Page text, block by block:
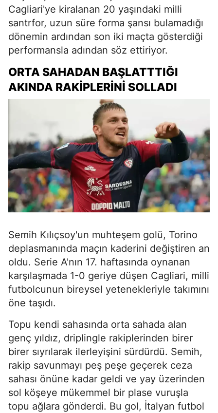
Cagliari'ye kiralanan 20 yaşındaki milli
santrfor, uzun süre forma şansı bulamadığı
dönemin ardından son iki maçta gösterdiği
performansla adından söz ettiriyor.
ORTA SAHADAN BAŞLATTTIĞI
AKINDA RAKİPLERİNİ SOLLADI
Semih Kılıçsoy'un muhteşem golü, Torino
deplasmanında maçın kaderini değiştiren an
oldu. Serie A'nın 17. haftasında oynanan
karşılaşmada 1-0 geriye düşen Cagliari, milli
futbolcunun bireysel yetenekleriyle takımını
öne taşıdı.
Topu kendi sahasında orta sahada alan
genç yıldız, driplingle rakiplerinden birer
birer sıyrılarak ilerleyişini sürdürdü. Semih,
rakip savunmayı peş peşe geçerek ceza
sahası önüne kadar geldi ve yay üzerinden
sol köşeye mükemmel bir plase vuruşla
topu ağlara gönderdi. Bu gol, İtalyan futbol